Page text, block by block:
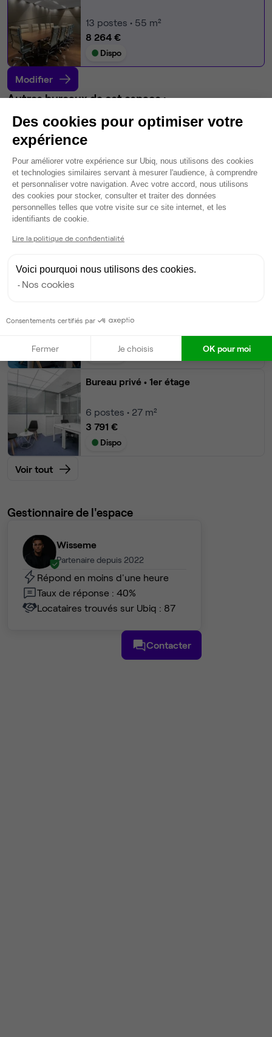
13 postes • 55 m²
8 264 €
Dispo
Modifier
Autres bureaux de cet espace :
Bureau privé• 1er étage
6 331 €
Dispo
Bureau privé• 1er étage
8postes • 40 m²
Dispo
7postes • 32 m²
Dispo
Bureau privé • 1er étage
6 postes • 27 m²
3 791 €
Dispo
Voir tout
Gestionnaire de l'espace
Wisseme
Partenaire depuis 2022
Répond en moins d'une heure
Taux de réponse : 40%
Locataires trouvés sur Ubiq : 87
Contacter
Des cookies pour optimiser votre
expérience
Plateforme de Gestion du
Pour améliorer votre expérience sur Ubiq, nous utilisons des cookies
et technologies similaires servant à mesurer l'audience, à comprendre
et personnaliser votre navigation. Avec votre accord, nous utilisons
des cookies pour stocker, consulter et traiter des données
personnelles telles que votre visite sur ce site internet, et les
identifiants de cookie.
Lire la politique de confidentialité
Voici pourquoi nous utilisons des cookies.
Nos cookies
Consentements certifiés par
Fermer Je choisis OK pour moi